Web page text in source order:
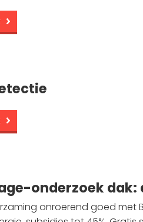
onderzoek
onroerend goed met